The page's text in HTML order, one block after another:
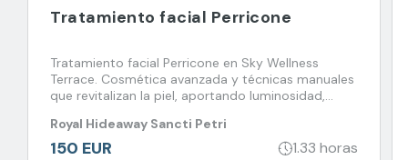
Tratamiento facial Perricone
Tratamiento facial Perricone en Sky Wellness
Terrace. Cosmética avanzada y técnicas manuales
que revitalizan la piel, aportando luminosidad,
Royal Hideaway Sancti Petri
150 EUR 1.33 horas